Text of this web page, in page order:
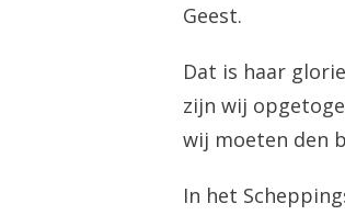
Geest.
Dat is haar
zijn wij
wij moeten den
In het